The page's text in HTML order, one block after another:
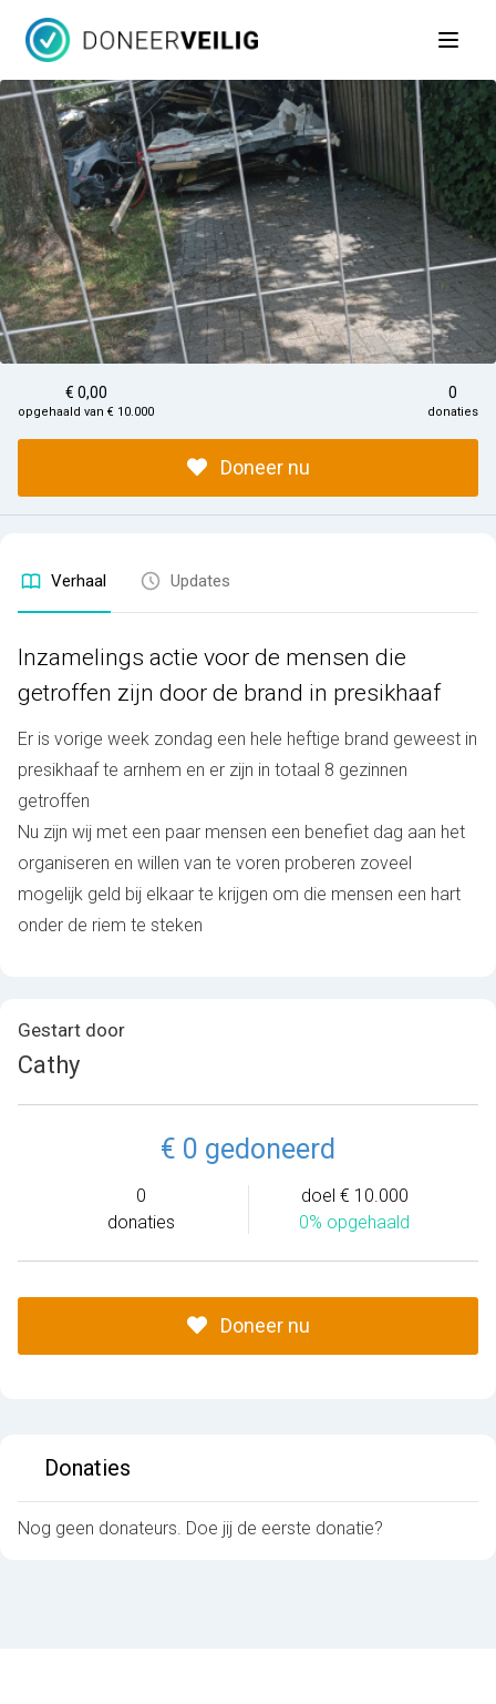
Open
€ 0,00
opgehaald van € 10.000
0
donaties
Doneer nu
Verhaal Updates
Inzamelings actie voor de mensen die
getroffen zijn door de brand in presikhaaf
Er is vorige week zondag een hele heftige brand geweest in
presikhaaf te arnhem en er zijn in totaal 8 gezinnen
getroffen
Nu zijn wij met een paar mensen een benefiet dag aan het
organiseren en willen van te voren proberen zoveel
mogelijk geld bij elkaar te krijgen om die mensen een hart
onder de riem te steken
Gestart door
Cathy
€ 0 gedoneerd
0
donaties
doel € 10.000
0% opgehaald
Doneer nu
Donaties
Nog geen donateurs. Doe jij de eerste donatie?